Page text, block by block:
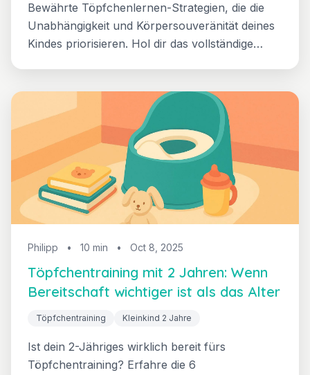
Bewährte Töpfchenlernen-Strategien, die die
Unabhängigkeit und Körpersouveränität deines
Kindes priorisieren. Hol dir das vollständige
Erwartungen und bewährtem 3-Tage-Ansatz.
Philipp • 10 min • Oct 8, 2025
Töpfchentraining mit 2 Jahren: Wenn
Bereitschaft wichtiger ist als das Alter
Töpfchentraining Kleinkind 2 Jahre
Ist dein 2-Jähriges wirklich bereit fürs
Töpfchentraining? Erfahre die 6